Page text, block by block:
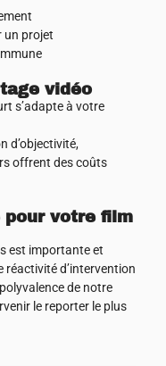
un projet
vidéo
s’adapte à votre
d’objectivité,
offrent des coûts
pour votre film
est importante et
réactivité d’intervention
de notre
le reporter le plus